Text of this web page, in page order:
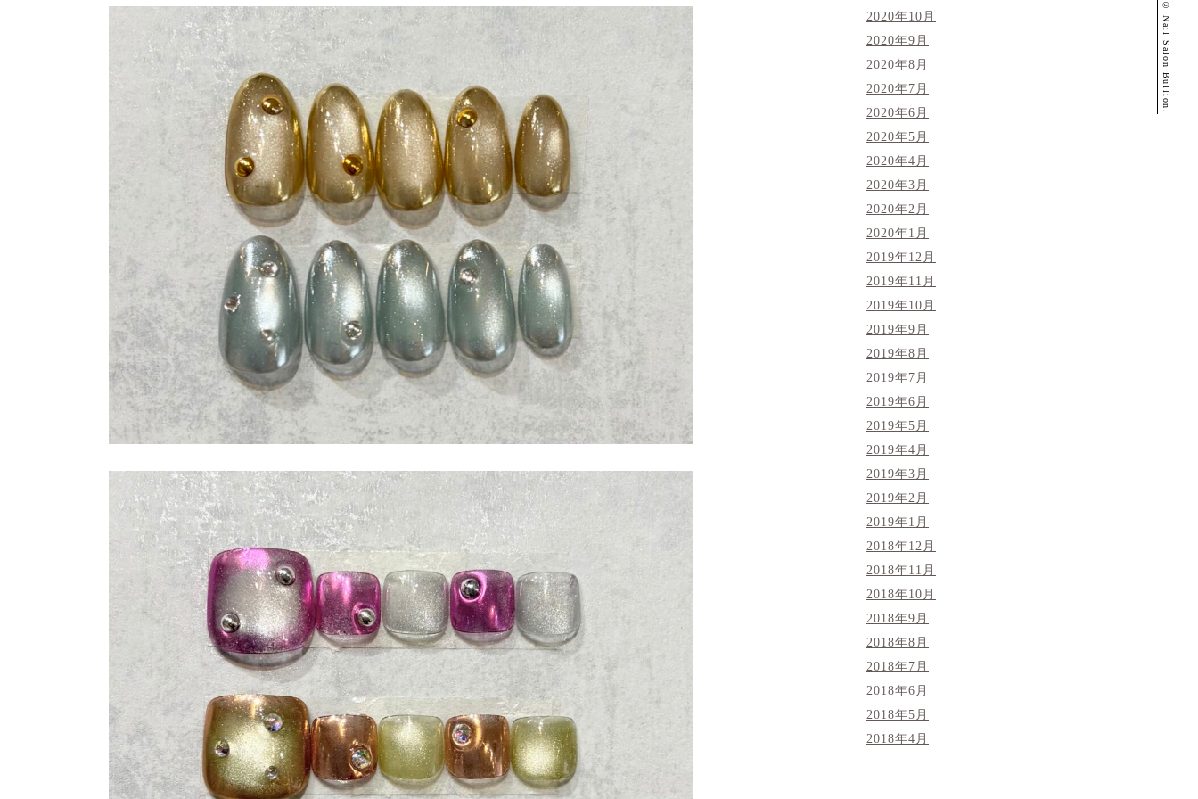
2020年10月
2020年9月
2020年8月
2020年7月
2020年6月
2020年5月
2020年4月
2020年3月
2020年2月
2020年1月
2019年12月
2019年11月
2019年10月
2019年9月
2019年8月
2019年7月
2019年6月
2019年5月
2019年4月
2019年3月
2019年2月
2019年1月
2018年12月
2018年11月
2018年10月
2018年9月
2018年8月
2018年7月
2018年6月
2018年5月
2018年4月
© Nail Salon Bullion.